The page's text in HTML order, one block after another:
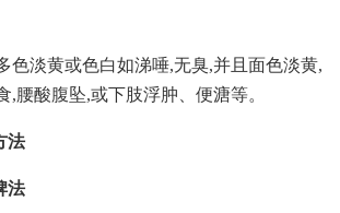
色淡黄或色白如涕唾,无臭,并且面色淡黄,
,腰酸腹坠,或下肢浮肿、便溏等。
法
法